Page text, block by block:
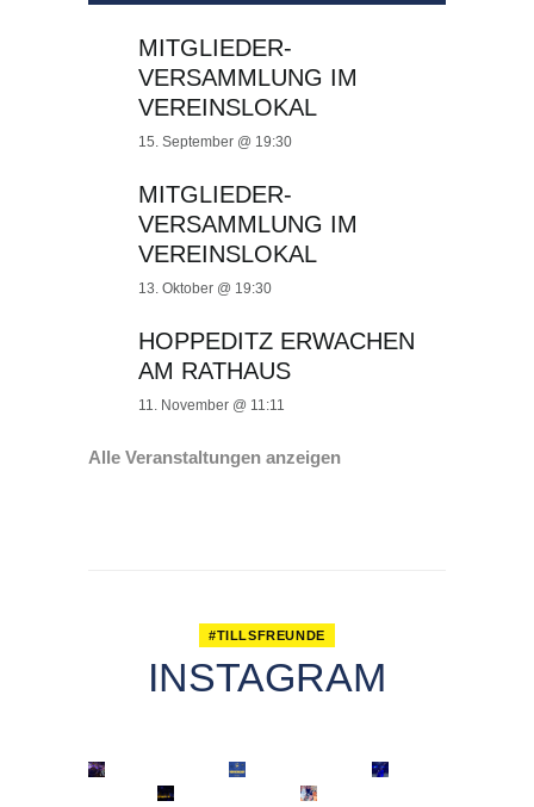
MITGLIEDER-
VERSAMMLUNG IM
VEREINSLOKAL
15. September @ 19:30
MITGLIEDER-
VERSAMMLUNG IM
VEREINSLOKAL
13. Oktober @ 19:30
HOPPEDITZ ERWACHEN
AM RATHAUS
11. November @ 11:11
Alle Veranstaltungen anzeigen
#TILLSFREUNDE
INSTAGRAM